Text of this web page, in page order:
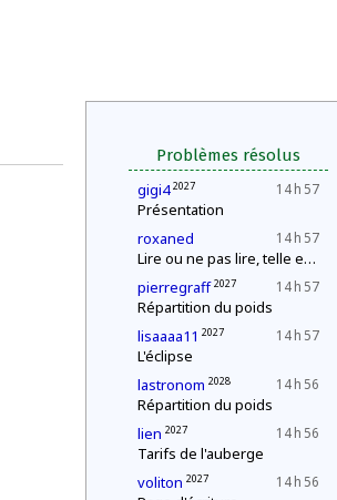
Problèmes résolus
14 h 57
gigi4 2027
Présentation
14 h 57
roxaned
Lire ou ne pas lire, telle est la question
14 h 57
pierregraff 2027
Répartition du poids
14 h 57
lisaaaa11 2027
L'éclipse
14 h 56
lastronom 2028
Répartition du poids
14 h 56
lien 2027
Tarifs de l'auberge
14 h 56
voliton 2027